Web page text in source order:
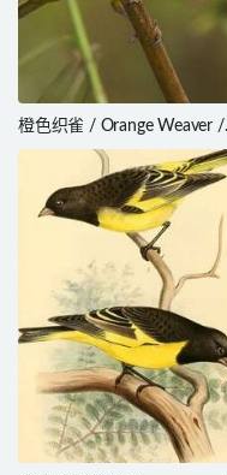
橙色织雀 / Orange Weaver /
Ploceus aurantius